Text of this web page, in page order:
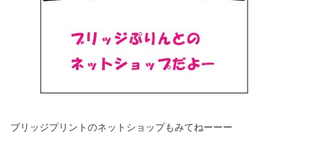
ブリッジプリントのネットショップもみてねーーー